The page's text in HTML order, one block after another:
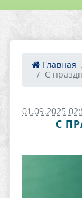
Главная
С
01.09.2025
С